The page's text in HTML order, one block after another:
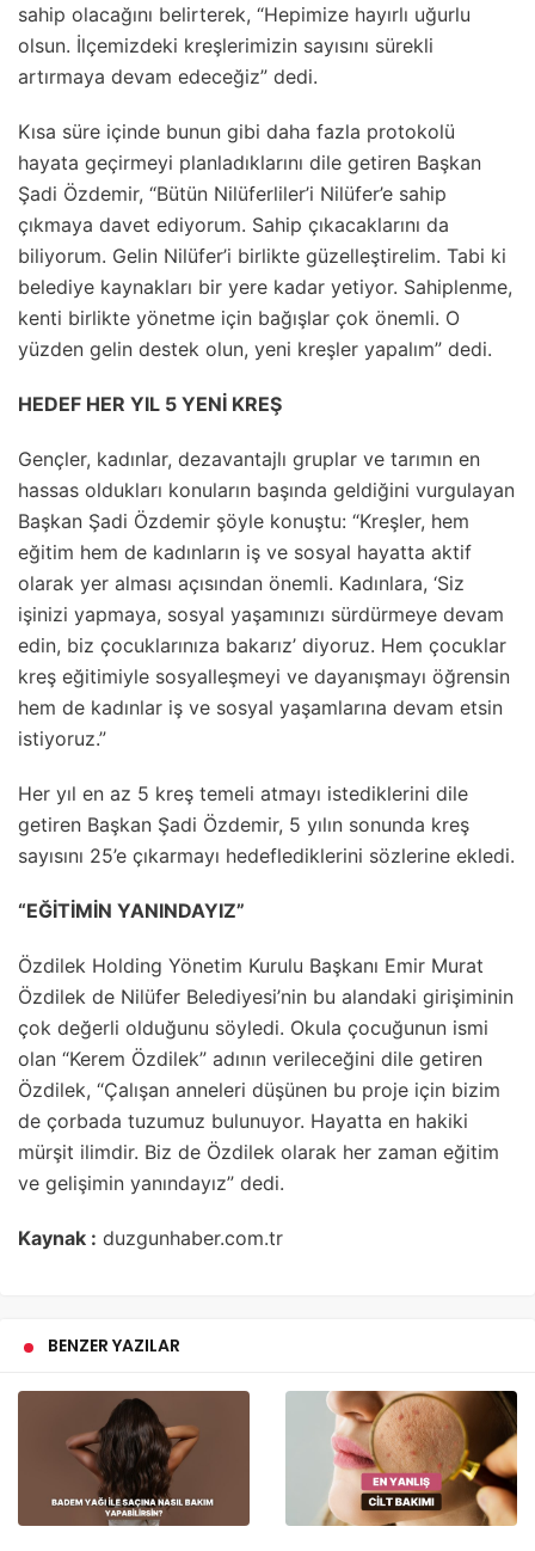
sahip olacağını belirterek, “Hepimize hayırlı uğurlu
olsun. İlçemizdeki kreşlerimizin sayısını sürekli
artırmaya devam edeceğiz” dedi.
Kısa süre içinde bunun gibi daha fazla protokolü
hayata geçirmeyi planladıklarını dile getiren Başkan
Şadi Özdemir, “Bütün Nilüferliler’i Nilüfer’e sahip
çıkmaya davet ediyorum. Sahip çıkacaklarını da
biliyorum. Gelin Nilüfer’i birlikte güzelleştirelim. Tabi ki
belediye kaynakları bir yere kadar yetiyor. Sahiplenme,
kenti birlikte yönetme için bağışlar çok önemli. O
yüzden gelin destek olun, yeni kreşler yapalım” dedi.
HEDEF HER YIL 5 YENİ KREŞ
Gençler, kadınlar, dezavantajlı gruplar ve tarımın en
hassas oldukları konuların başında geldiğini vurgulayan
Başkan Şadi Özdemir şöyle konuştu: “Kreşler, hem
eğitim hem de kadınların iş ve sosyal hayatta aktif
olarak yer alması açısından önemli. Kadınlara, ‘Siz
işinizi yapmaya, sosyal yaşamınızı sürdürmeye devam
edin, biz çocuklarınıza bakarız’ diyoruz. Hem çocuklar
kreş eğitimiyle sosyalleşmeyi ve dayanışmayı öğrensin
hem de kadınlar iş ve sosyal yaşamlarına devam etsin
istiyoruz.”
Her yıl en az 5 kreş temeli atmayı istediklerini dile
getiren Başkan Şadi Özdemir, 5 yılın sonunda kreş
sayısını 25’e çıkarmayı hedeflediklerini sözlerine ekledi.
“EĞİTİMİN YANINDAYIZ”
Özdilek Holding Yönetim Kurulu Başkanı Emir Murat
Özdilek de Nilüfer Belediyesi’nin bu alandaki girişiminin
çok değerli olduğunu söyledi. Okula çocuğunun ismi
olan “Kerem Özdilek” adının verileceğini dile getiren
Özdilek, “Çalışan anneleri düşünen bu proje için bizim
de çorbada tuzumuz bulunuyor. Hayatta en hakiki
mürşit ilimdir. Biz de Özdilek olarak her zaman eğitim
ve gelişimin yanındayız” dedi.
Kaynak : duzgunhaber.com.tr
BENZER YAZILAR